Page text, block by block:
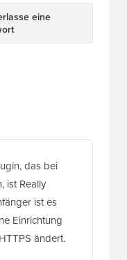
eine
das bei
ist Really
ist es
Einrichtung
ändert.